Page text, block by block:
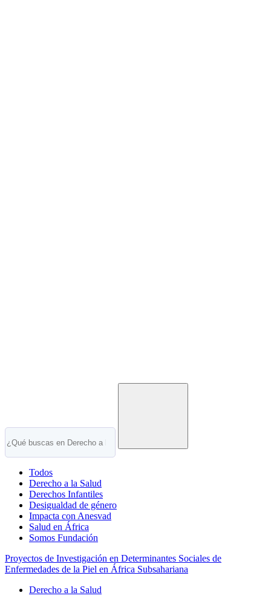
Todos
Derecho a la Salud
Derechos Infantiles
Desigualdad de género
Impacta con Anesvad
Salud en África
Somos Fundación
Proyectos de Investigación en Determinantes Sociales de
Enfermedades de la Piel en África Subsahariana
Derecho a la Salud